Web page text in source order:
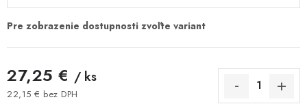
27,25 € / ks
22,15 € bez DPH